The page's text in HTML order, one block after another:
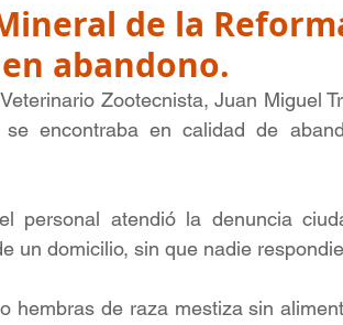
de la
abandono.
Zootecnista, Juan Miguel
encontraba en calidad de
personal atendió la denuncia
un domicilio, sin que nadie
hembras de raza mestiza sin